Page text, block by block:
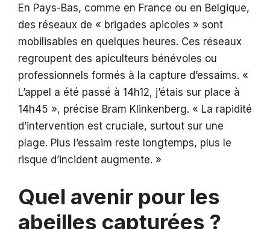
En Pays-Bas, comme en France ou en Belgique,
des réseaux de « brigades apicoles » sont
mobilisables en quelques heures. Ces réseaux
regroupent des apiculteurs bénévoles ou
professionnels formés à la capture d’essaims. «
L’appel a été passé à 14h12, j’étais sur place à
14h45 », précise Bram Klinkenberg. « La rapidité
d’intervention est cruciale, surtout sur une
plage. Plus l’essaim reste longtemps, plus le
risque d’incident augmente. »
Quel avenir pour les
abeilles capturées ?